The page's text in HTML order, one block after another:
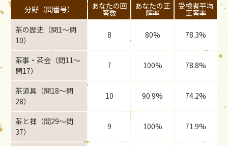
分野（問番号） あなたの回
答数
あなたの正
解率
受検者平均
正答率
茶の歴史（問1〜問
10）
8 80% 78.3%
茶事・茶会（問11〜
問17）
7 100% 78.8%
茶道具（問18〜問
28）
10 90.9% 74.2%
茶と禅（問29〜問
37）
9 100% 71.9%